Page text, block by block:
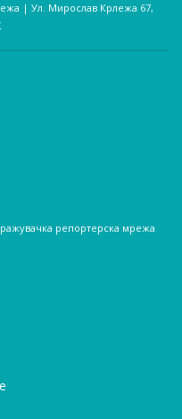
| Ул. Мирослав Крлежа 67,
репортерска мрежа